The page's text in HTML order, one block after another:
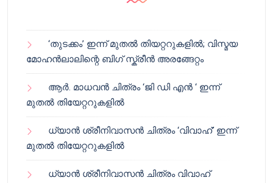
‘തുടക്കം’ ഇന്ന് മുതൽ തിയറ്ററുകളിൽ; വിസ്മയ
മോഹൻലാലിന്റെ ബിഗ് സ്ക്രീൻ അരങ്ങേറ്റം
ആർ. മാധവൻ ചിത്രം ‘ജി ഡി എൻ ‘ ഇന്ന്
മുതൽ തിയേറ്ററുകളിൽ
ധ്യാൻ ശ്രീനിവാസൻ ചിത്രം ‘വിവാഹ്’ ഇന്ന്
മുതൽ തിയേറ്ററുകളിൽ
ധ്യാൻ ശ്രീനിവാസൻ ചിത്രം വിവാഹ്